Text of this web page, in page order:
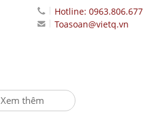
Hotline: 0963.806.677
Toasoan@vietq.vn
Xem thêm